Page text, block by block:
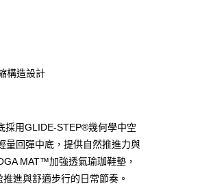
用戶可立即使用無須另外申請。
成立後會自動跳轉到大哥付的交易
數、繳款截止日，確認付款後即
依後續交易確認頁面所載為準。
或遇審核未通過，訂單將自動取
未達大哥付你分期系統評分，恕
)免運費
構造設計
採用GLIDE-STEP®幾何學中空
量回彈中底，提供自然推進力與
MAT™加強透氣瑜珈鞋墊，
進與舒適步行的日常節奏。